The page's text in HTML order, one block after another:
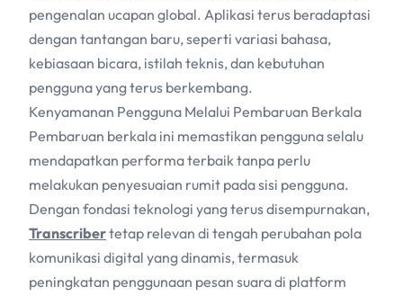
pengenalan ucapan global. Aplikasi terus beradaptasi
dengan tantangan baru, seperti variasi bahasa,
kebiasaan bicara, istilah teknis, dan kebutuhan
pengguna yang terus berkembang.
Kenyamanan Pengguna Melalui Pembaruan Berkala
Pembaruan berkala ini memastikan pengguna selalu
mendapatkan performa terbaik tanpa perlu
melakukan penyesuaian rumit pada sisi pengguna.
Dengan fondasi teknologi yang terus disempurnakan,
Transcribertetap relevan di tengah perubahan pola
komunikasi digital yang dinamis, termasuk
peningkatan penggunaan pesan suara di platform